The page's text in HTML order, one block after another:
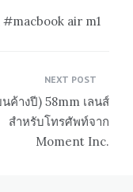
macbook air m1
NEXT POST
นค้างปี) 58mm เลนส์
สำหรับโทรศัพท์จาก
Moment Inc.